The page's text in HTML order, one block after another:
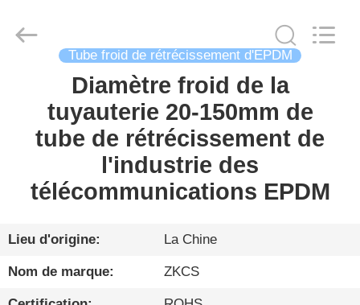
D'ACIER
TENEUR
CARBONE
PRODUITS
INDUSTRIAL
CO.,
Tube froid de rétrécissement d'EPDM
Diamètre froid de la
tuyauterie 20-150mm de
tube de rétrécissement de
l'industrie des
télécommunications EPDM
Lieu d'origine: La Chine
Nom de marque: ZKCS